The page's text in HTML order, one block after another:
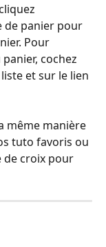
de panier pour
Pour
cochez
et sur le lien
même manière
tuto favoris ou
de croix pour